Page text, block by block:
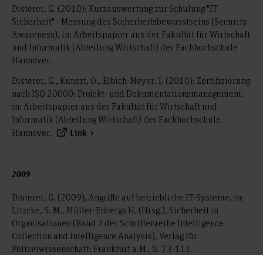
Disterer, G. (2010): Kurzauswertung zur Schulung "IT-
Sicherheit" - Messung des Sicherheitsbewusstseins (Security
Awareness), in: Arbeitspapier aus der Fakultät für Wirtschaft
und Informatik (Abteilung Wirtschaft) der Fachhochschule
Hannover.
Disterer, G., Kunert, O., Eibich-Meyer, I. (2010): Zertifizierung
nach ISO 20000: Projekt- und Dokumentationsmanagement,
in: Arbeitspapier aus der Fakultät für Wirtschaft und
Informatik (Abteilung Wirtschaft) der Fachhochschule
Hannover.
Link
2009
Disterer, G. (2009), Angriffe auf betriebliche IT-Systeme, in:
Litzcke, S. M., Müller-Enbergs H. (Hrsg.), Sicherheit in
Organisationen (Band 2 der Schriftenreihe Intelligence
Collection and Intelligence Analysis), Verlag für
Polizeiwissenschaft: Frankfurt a.M., S. 73-111.